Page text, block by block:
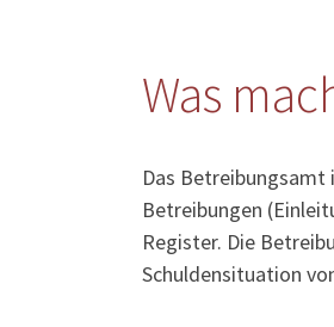
Was
Das Betreibungsamt
Betreibungen
Register. Die
Schuldensituation